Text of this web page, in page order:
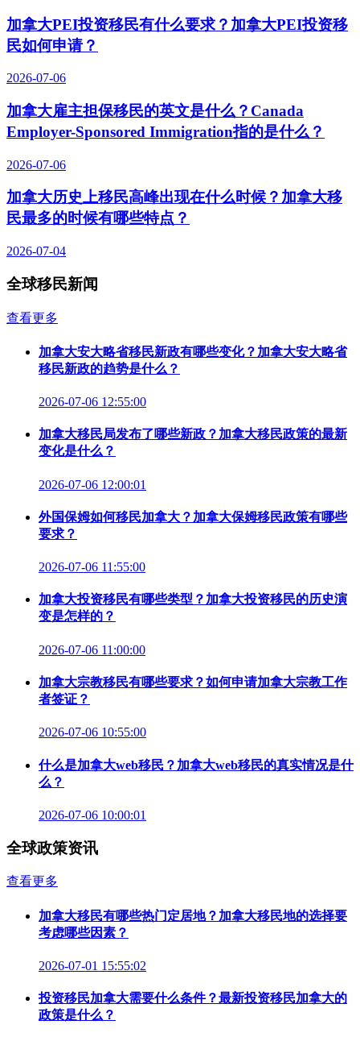
加拿大PEI投资移民有什么要求？加拿大PEI投资移
民如何申请？
2026-07-06
加拿大雇主担保移民的英文是什么？Canada
Employer-Sponsored Immigration指的是什么？
2026-07-06
加拿大历史上移民高峰出现在什么时候？加拿大移
民最多的时候有哪些特点？
2026-07-04
全球移民新闻
查看更多
加拿大安大略省移民新政有哪些变化？加拿大安大略省
移民新政的趋势是什么？
2026-07-06 12:55:00
加拿大移民局发布了哪些新政？加拿大移民政策的最新
变化是什么？
2026-07-06 12:00:01
外国保姆如何移民加拿大？加拿大保姆移民政策有哪些
要求？
2026-07-06 11:55:00
加拿大投资移民有哪些类型？加拿大投资移民的历史演
变是怎样的？
2026-07-06 11:00:00
加拿大宗教移民有哪些要求？如何申请加拿大宗教工作
者签证？
2026-07-06 10:55:00
什么是加拿大web移民？加拿大web移民的真实情况是什
么？
2026-07-06 10:00:01
全球政策资讯
查看更多
加拿大移民有哪些热门定居地？加拿大移民地的选择要
考虑哪些因素？
2026-07-01 15:55:02
投资移民加拿大需要什么条件？最新投资移民加拿大的
政策是什么？